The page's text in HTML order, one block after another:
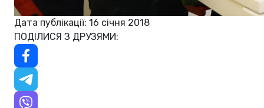
Дата публікації: 16 січня 2018
ПОДІЛИСЯ З ДРУЗЯМИ: